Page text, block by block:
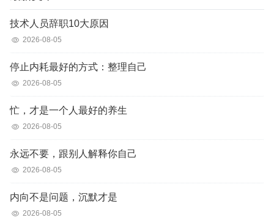
技术人员辞职10大原因
2026-08-05
停止内耗最好的方式：整理自己
2026-08-05
忙，才是一个人最好的养生
2026-08-05
永远不要，跟别人解释你自己
2026-08-05
内向不是问题，沉默才是
2026-08-05